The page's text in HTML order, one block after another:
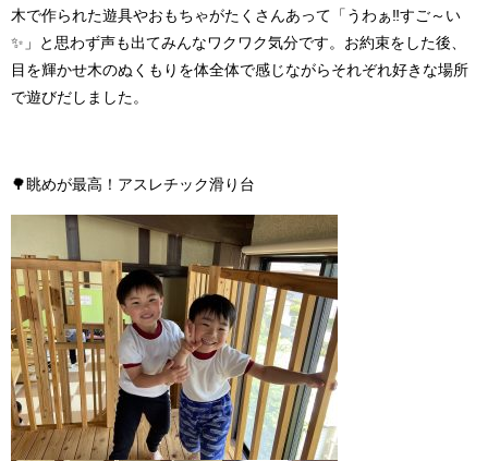
木で作られた遊具やおもちゃがたくさんあって「うわぁ‼すご～い
✨ 」と思わず声も出てみんなワクワク気分です。お約束をした後、
目を輝かせ木のぬくもりを体全体で感じながらそれぞれ好きな場所
で遊びだしました。
🌳眺めが最高！アスレチック滑り台